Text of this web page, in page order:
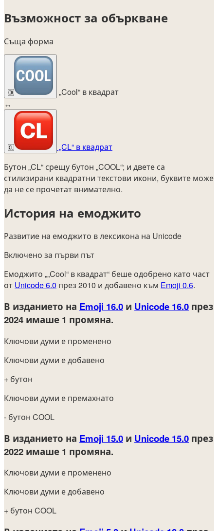
Възможност за объркване
Съща форма
🆒
„Cool“ в квадрат
↔
🆑
„CL“ в квадрат
Бутон „CL“ срещу бутон „COOL“; и двете са
стилизирани квадратни текстови икони, буквите може
да не се прочетат внимателно.
История на емоджито
Развитие на емоджито в лексикона на Unicode
Включено за първи път
Емоджито „„Cool“ в квадрат“ беше одобрено като част
от Unicode 6.0 през 2010 и добавено към Emoji 0.6.
В изданието на Emoji 16.0 и Unicode 16.0 през
2024 имаше 1 промяна.
Ключови думи е променено
Ключови думи е добавено
+ бутон
Ключови думи е премахнато
- бутон COOL
В изданието на Emoji 15.0 и Unicode 15.0 през
2022 имаше 1 промяна.
Ключови думи е променено
Ключови думи е добавено
+ бутон COOL